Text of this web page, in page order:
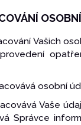
Vašich
osobní
Vaše
Správce